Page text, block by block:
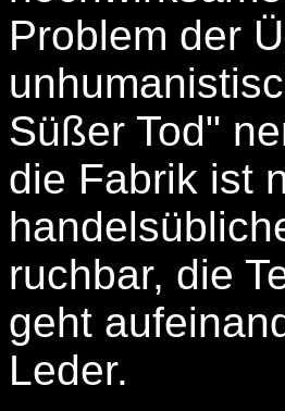
Problem der
Süßer Tod"
die Fabrik ist
ruchbar, die
geht
Leder.